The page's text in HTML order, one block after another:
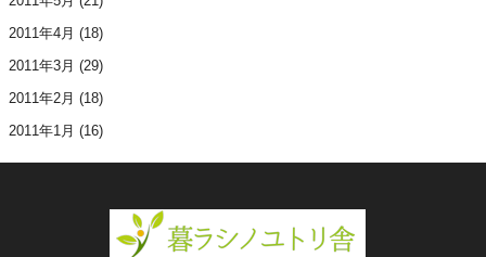
2011年4月 (18)
2011年3月 (29)
2011年2月 (18)
2011年1月 (16)